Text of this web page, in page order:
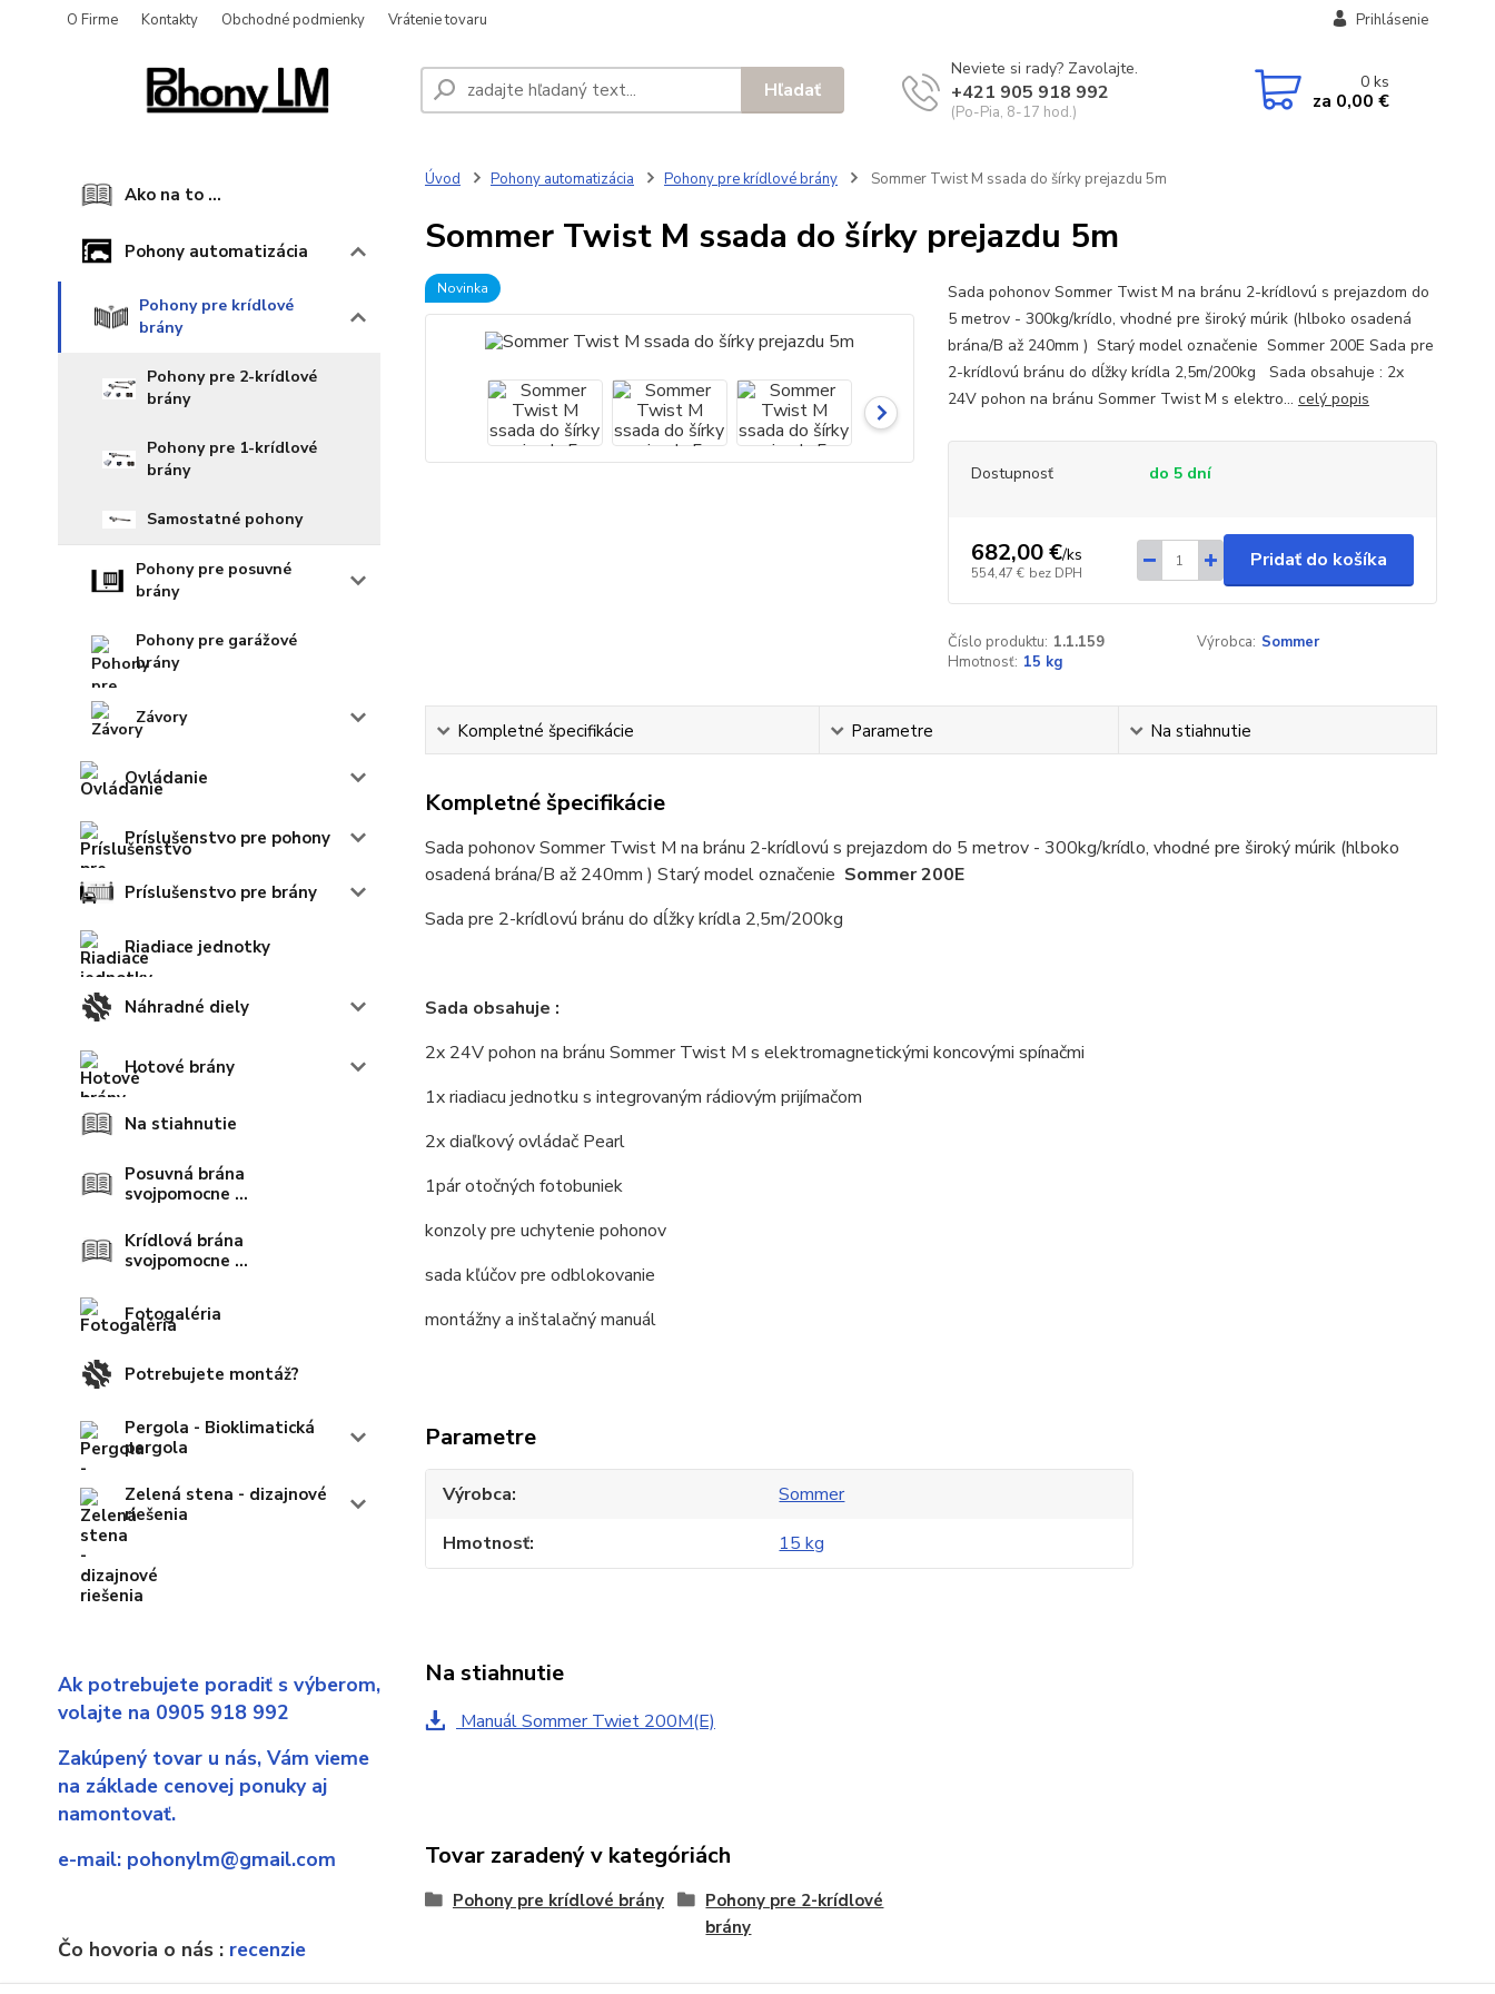
O Firme Kontakty Obchodné podmienky Vrátenie tovaru Prihlásenie
Hľadať
Neviete si rady? Zavolajte.
+421 905 918 992
(Po-Pia, 8-17 hod.)
0ks
za 0,00 €
Ako na to ...
Pohony automatizácia
Pohony pre krídlové
brány
Pohony pre 2-krídlové
brány
Pohony pre 1-krídlové
brány
Samostatné pohony
Pohony pre posuvné
brány
Pohony pre garážové
brány
Závory
Ovládanie
Príslušenstvo pre pohony
Príslušenstvo pre brány
Riadiace jednotky
Náhradné diely
Hotové brány
Na stiahnutie
Posuvná brána
svojpomocne ...
Krídlová brána
svojpomocne ...
Fotogaléria
Potrebujete montáž?
Pergola - Bioklimatická
pergola
Zelená stena - dizajnové
riešenia
Ak potrebujete poradiť s výberom,
volajte na 0905 918 992
Zakúpený tovar u nás, Vám vieme
na základe cenovej ponuky aj
namontovať.
e-mail: pohonylm@gmail.com
Čo hovoria o nás : recenzie
Úvod Pohony automatizácia Pohony pre krídlové brány Sommer Twist M ssada do šírky prejazdu 5m
Sommer Twist M ssada do šírky prejazdu 5m
Novinka
Sada pohonov Sommer Twist M na bránu 2-krídlovú s prejazdom do
5 metrov - 300kg/krídlo, vhodné pre široký múrik (hlboko osadená
brána/B až 240mm ) Starý model označenie Sommer 200E Sada pre
2-krídlovú bránu do dĺžky krídla 2,5m/200kg Sada obsahuje : 2x
24V pohon na bránu Sommer Twist M s elektro... celý popis
Dostupnosť do 5 dní
682,00 €/ks
554,47 € bez DPH
Pridať do košíka
Číslo produktu: 1.1.159 Výrobca: Sommer
Hmotnosť: 15 kg
Kompletné špecifikácie Parametre Na stiahnutie
Kompletné špecifikácie
Sada pohonov Sommer Twist M na bránu 2-krídlovú s prejazdom do 5 metrov - 300kg/krídlo, vhodné pre široký múrik (hlboko
osadená brána/B až 240mm ) Starý model označenie Sommer 200E
Sada pre 2-krídlovú bránu do dĺžky krídla 2,5m/200kg
Sada obsahuje :
2x 24V pohon na bránu Sommer Twist M s elektromagnetickými koncovými spínačmi
1x riadiacu jednotku s integrovaným rádiovým prijímačom
2x diaľkový ovládač Pearl
1pár otočných fotobuniek
konzoly pre uchytenie pohonov
sada kľúčov pre odblokovanie
montážny a inštalačný manuál
Parametre
Výrobca
Sommer
Hmotnosť
15 kg
Na stiahnutie
Manuál Sommer Twiet 200M(E)
Tovar zaradený v kategóriách
Pohony pre krídlové brány
Pohony pre 2-krídlové
brány